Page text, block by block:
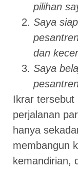
pilihan
Saya
dan
Saya
Ikrar tersebut
perjalanan
hanya
membangun
kemandirian,